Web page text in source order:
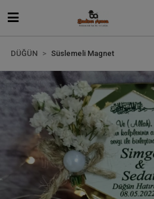
DÜĞÜN Süslemeli Magnet